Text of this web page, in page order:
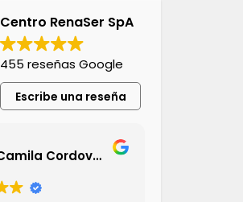
Centro RenaSer SpA
455 reseñas Google
Escribe una reseña
Camila Cordovez Olivares